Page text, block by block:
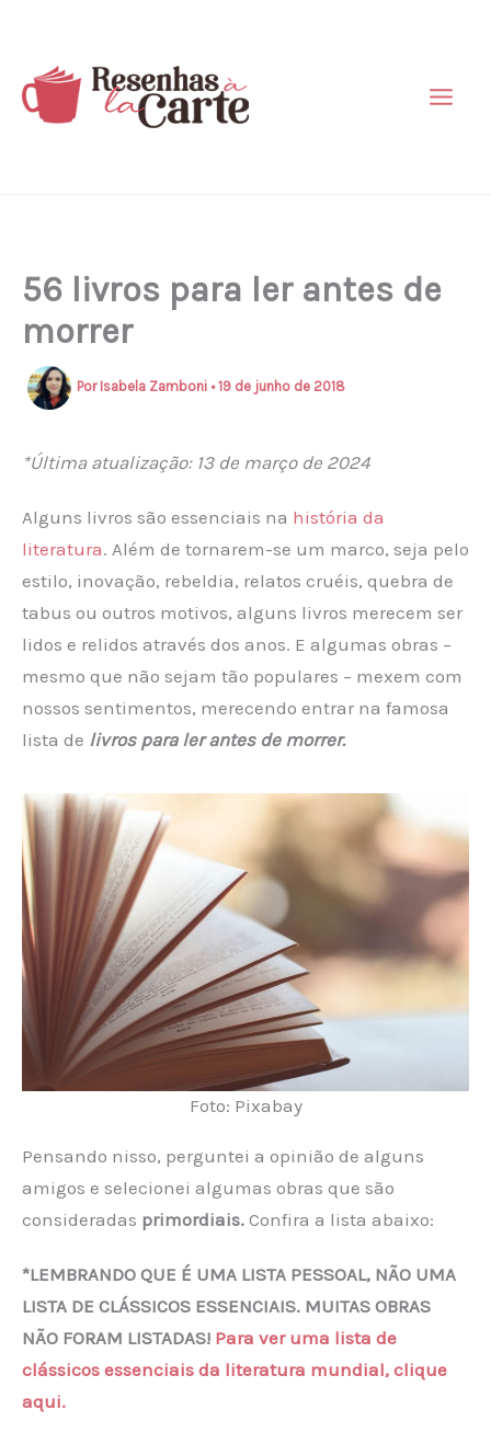
conteúdo
56 livros para ler antes de
morrer
Por Isabela Zamboni •19 de junho de 2018
*Última atualização: 13 de março de 2024
Alguns livros são essenciais na história da
literatura. Além de tornarem-se um marco, seja pelo
estilo, inovação, rebeldia, relatos cruéis, quebra de
tabus ou outros motivos, alguns livros merecem ser
lidos e relidos através dos anos. E algumas obras –
mesmo que não sejam tão populares – mexem com
nossos sentimentos, merecendo entrar na famosa
lista de livros para ler antes de morrer.
Foto: Pixabay
Pensando nisso, perguntei a opinião de alguns
amigos e selecionei algumas obras que são
consideradas primordiais. Confira a lista abaixo:
*LEMBRANDO QUE É UMA LISTA PESSOAL, NÃO UMA
LISTA DE CLÁSSICOS ESSENCIAIS. MUITAS OBRAS
NÃO FORAM LISTADAS! Para ver uma lista de
clássicos essenciais da literatura mundial, clique
aqui.